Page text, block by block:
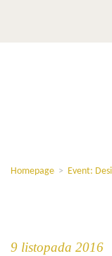
Homepage > Event:
9 listopada 2016